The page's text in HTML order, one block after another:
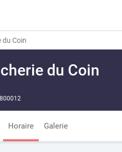
du Coin
du Coin
Horaire Galerie